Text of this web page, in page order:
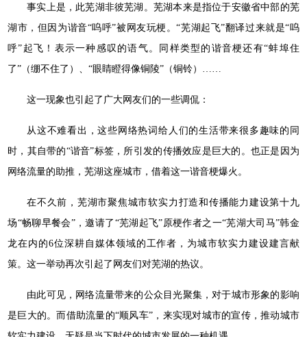
事实上是，此芜湖非彼芜湖。芜湖本来是指位于安徽省中部的芜
湖市，但因为谐音“呜呼”被网友玩梗。“芜湖起飞”翻译过来就是“呜
呼”起飞！表示一种感叹的语气。同样类型的谐音梗还有“蚌埠住
了”（绷不住了）、“眼睛瞪得像铜陵”（铜铃）……
这一现象也引起了广大网友们的一些调侃：
从这不难看出，这些网络热词给人们的生活带来很多趣味的同
时，其自带的“谐音”标签，所引发的传播效应是巨大的。也正是因为
网络流量的助推，芜湖这座城市，借着这一谐音梗爆火。
在不久前，芜湖市聚焦城市软实力打造和传播能力建设第十九
场“畅聊早餐会”，邀请了“芜湖起飞”原梗作者之一“芜湖大司马”韩金
龙在内的6位深耕自媒体领域的工作者，为城市软实力建设建言献
策。这一举动再次引起了网友们对芜湖的热议。
由此可见，网络流量带来的公众目光聚集，对于城市形象的影响
是巨大的。而借助流量的“顺风车”，来实现对城市的宣传，推动城市